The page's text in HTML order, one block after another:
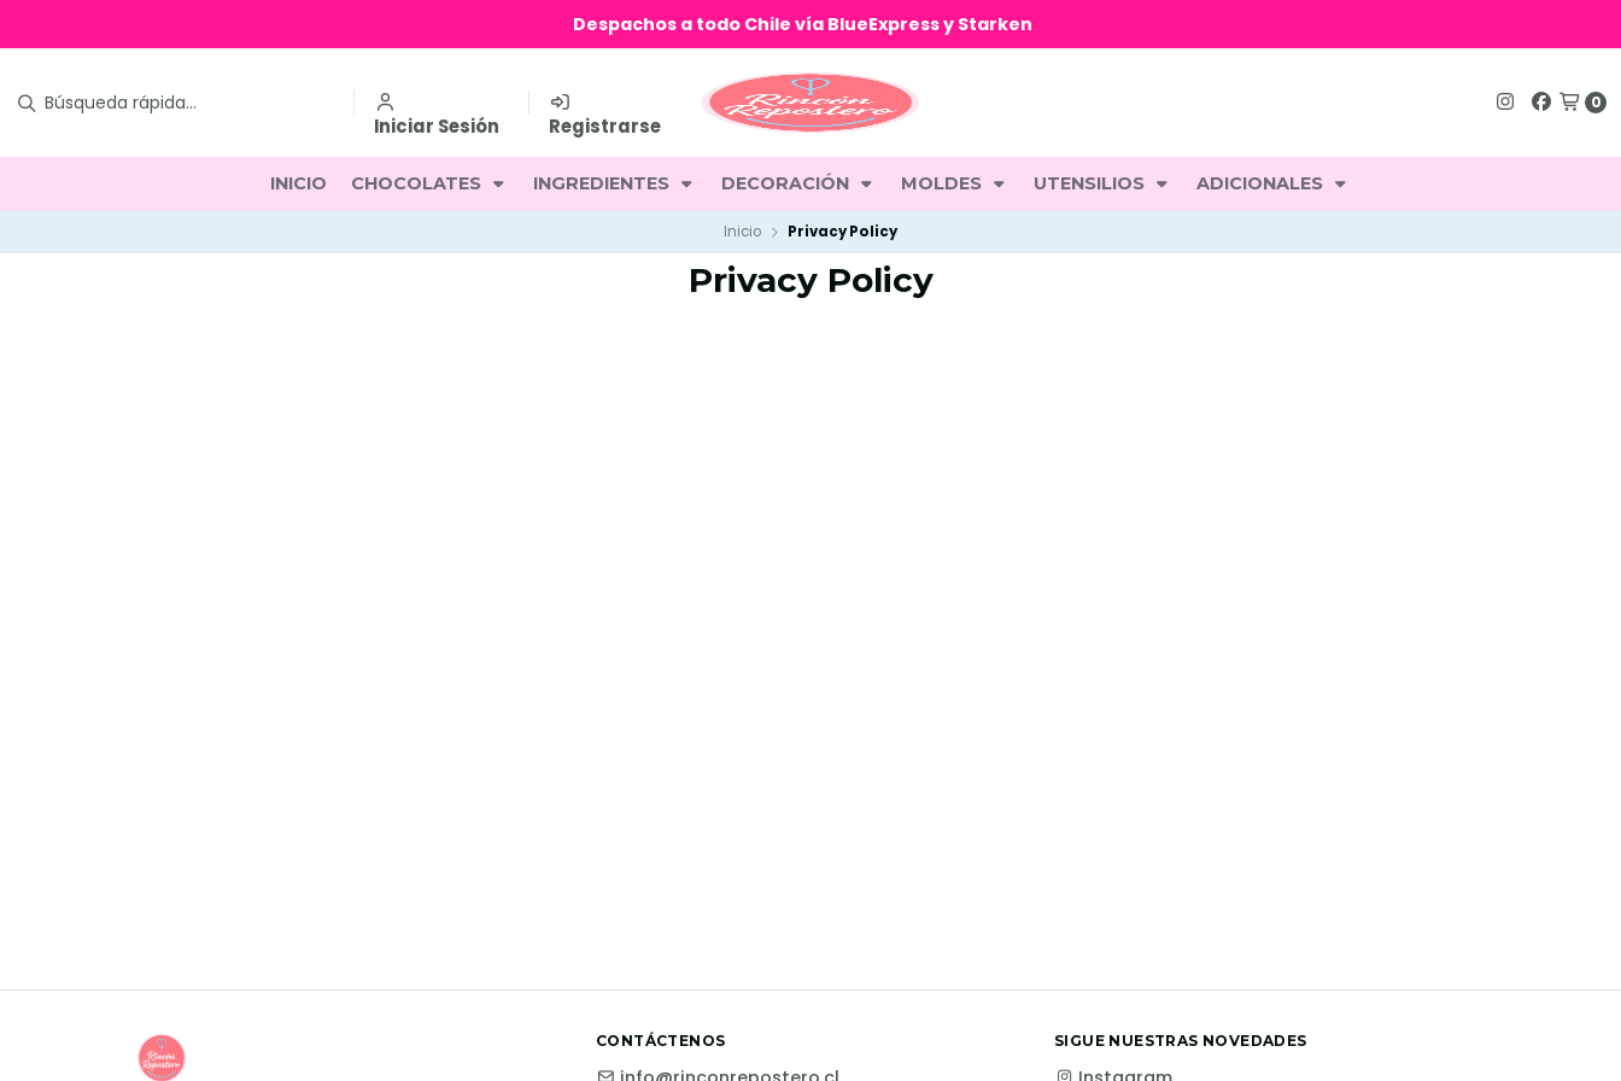
Iniciar Sesión Registrarse
0
INICIO CHOCOLATES INGREDIENTES DECORACIÓN MOLDES UTENSILIOS ADICIONALES
Despachos a todo Chile vía BlueExpress y Starken
Inicio Privacy Policy
Privacy Policy
CONTÁCTENOS SIGUE NUESTRAS NOVEDADES